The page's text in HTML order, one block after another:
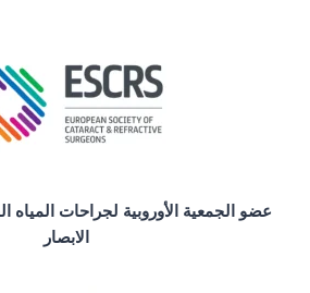
عضو الجمعية الأوروبية لجراحات المياه
الابصار